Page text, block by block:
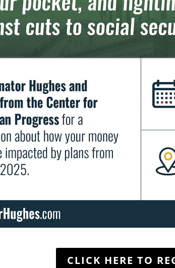
CLICK HERE TO